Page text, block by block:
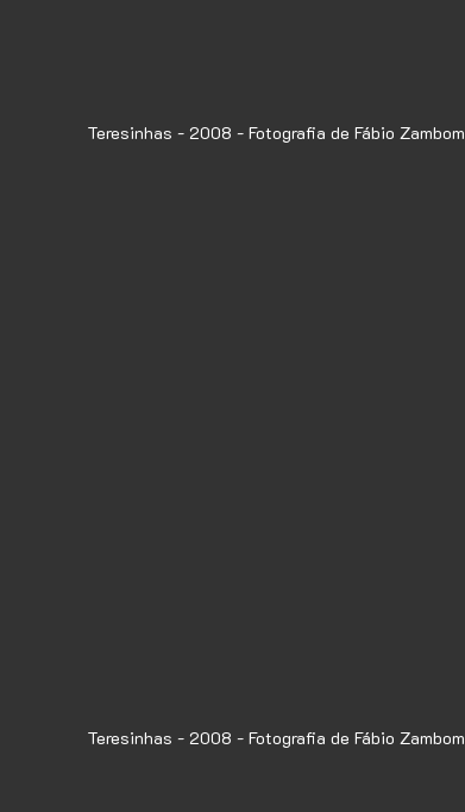
Teresinhas - 2008 - Fotografia de Fábio Zambom
Teresinhas - 2008 - Fotografia de Fábio Zambom